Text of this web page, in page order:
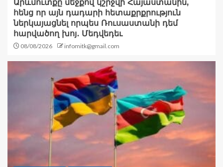
Արևմուտքը մեջքով կշրջվի Հայաստանին,
հենց որ այն դադարի հետաքրքրություն
ներկայացնել որպես Ռուսաստանի դեմ
հարվածող խոյ․ Մեդվեդեւ
08/08/2026 infomitk@gmail.com